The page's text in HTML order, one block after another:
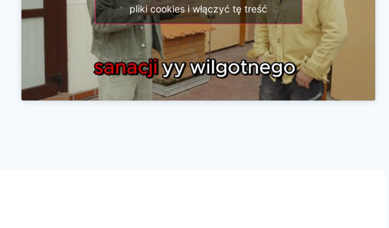
pliki cookies i włączyć tę treść